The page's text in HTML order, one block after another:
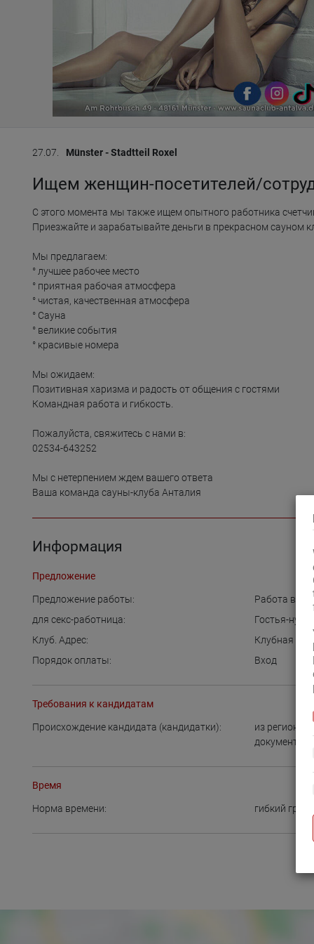
27.07. Münster - Stadtteil Roxel
Ищем женщин-посетителей/
С этого момента мы также ищем опытного работника
Приезжайте и зарабатывайте деньги в прекрасном сауном
Мы предлагаем:
° лучшее рабочее место
° приятная рабочая атмосфера
° чистая, качественная атмосфера
° Сауна
° великие события
° красивые номера
Мы ожидаем:
Позитивная харизма и радость от общения с гостями
Командная работа и гибкость.
Пожалуйста, свяжитесь с нами в:
02534-643252
Мы с нетерпением ждем вашего ответа
Информация
Предложение
Предложение работы:
Работа в
для cекс-работница:
Гостья-
Клуб. Адрес:
Клубная
Порядок оплаты:
Вход
Требования к кандидатам
Происхождение кандидата (кандидатки): из региона
документы
Время
Норма времени: гибкий